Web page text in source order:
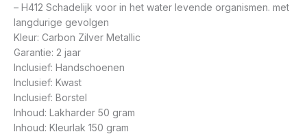
– H412 Schadelijk voor in het water levende organismen. met
langdurige gevolgen
Kleur: Carbon Zilver Metallic
Garantie: 2 jaar
Inclusief: Handschoenen
Inclusief: Kwast
Inclusief: Borstel
Inhoud: Lakharder 50 gram
Inhoud: Kleurlak 150 gram